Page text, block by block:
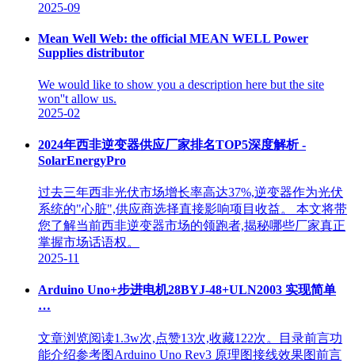
2025-09
Mean Well Web: the official MEAN WELL Power
Supplies distributor
We would like to show you a description here but the site
won''t allow us.
2025-02
2024年西非逆变器供应厂家排名TOP5深度解析 -
SolarEnergyPro
过去三年西非光伏市场增长率高达37%,逆变器作为光伏
系统的"心脏",供应商选择直接影响项目收益。 本文将带
您了解当前西非逆变器市场的领跑者,揭秘哪些厂家真正
掌握市场话语权。
2025-11
Arduino Uno+步进电机28BYJ-48+ULN2003 实现简单
…
文章浏览阅读1.3w次,点赞13次,收藏122次。目录前言功
能介绍参考图Arduino Uno Rev3 原理图接线效果图前言